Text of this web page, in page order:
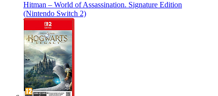
Hitman – World of Assassination. Signature Edition
(Nintendo Switch 2)